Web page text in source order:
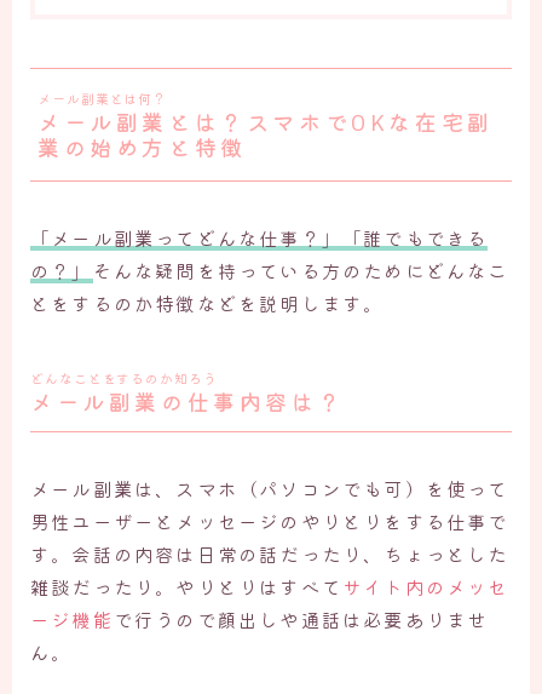
メール副業とは何？
メール副業とは？スマホでOKな 在宅副
業 の始め方と特徴
「メール副業ってどんな仕事？」「誰でもできる
の？」
そんな疑問を持っている方のためにどんなこ
とをするのか特徴などを説明します。
どんなことをするのか知ろう
メール副業の仕事内容は？
メール副業は、スマホ（パソコンでも可）を使って
男性ユーザーとメッセージのやりとりをする仕事で
す。会話の内容は日常の話だったり、ちょっとした
雑談だったり。やりとりはすべて サイト内のメッセ
ージ機能 で行うので顔出しや通話は必要ありませ
ん。